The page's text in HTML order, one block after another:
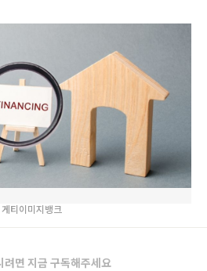
게티이미지뱅크
려면 지금 구독해주세요